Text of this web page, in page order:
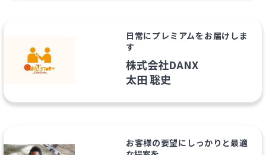
日常にプレミアムをお届けしま
す
株式会社DANX
太田 聡史
お客様の要望にしっかりと最適